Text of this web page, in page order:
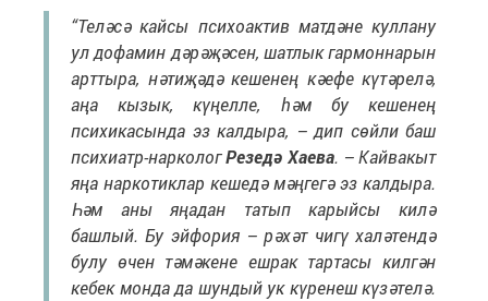
“Теләсә кайсы психоактив матдәне куллану
ул дофамин дәрәҗәсен, шатлык гармоннарын
арттыра, нәтиҗәдә кешенең кәефе күтәрелә,
аңа кызык, күңелле, һәм бу кешенең
психикасында эз калдыра, – дип сөйли баш
психиатр-наркологРезедә Хаева. – Кайвакыт
яңа наркотиклар кешедә мәңгегә эз калдыра.
Һәм аны яңадан татып карыйсы килә
башлый. Бу эйфория – рәхәт чигү халәтендә
булу өчен тәмәкене ешрак тартасы килгән
кебек монда да шундый ук күренеш күзәтелә.